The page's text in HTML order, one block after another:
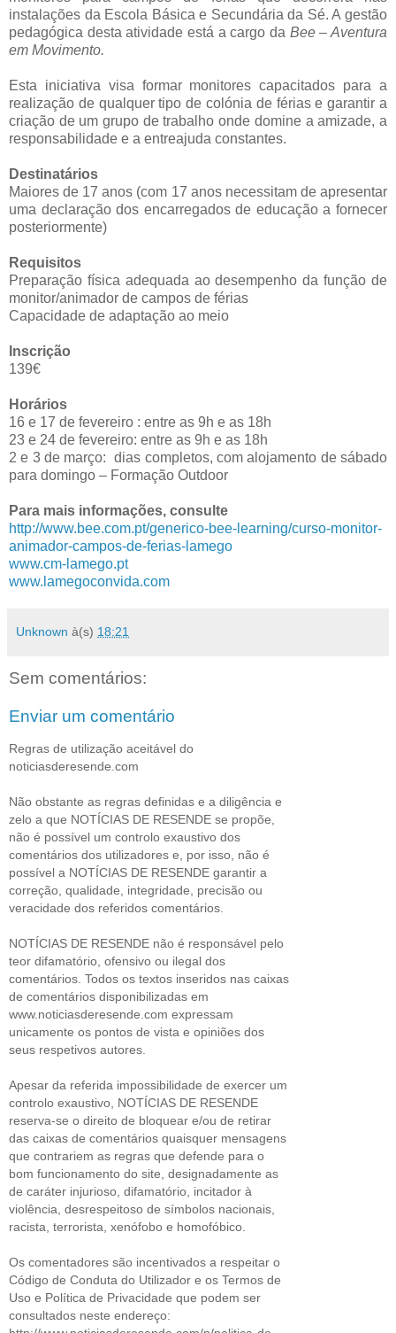
instalações da Escola Básica e Secundária da Sé. A gestão
pedagógica desta atividade está a cargo da Bee – Aventura
em Movimento.
Esta iniciativa visa formar monitores capacitados para a
realização de qualquer tipo de colónia de férias e garantir a
criação de um grupo de trabalho onde domine a amizade, a
responsabilidade e a entreajuda constantes.
Destinatários
Maiores de 17 anos (com 17 anos necessitam de apresentar
uma declaração dos encarregados de educação a fornecer
posteriormente)
Requisitos
Preparação física adequada ao desempenho da função de
monitor/animador de campos de férias
Capacidade de adaptação ao meio
Inscrição
139€
Horários
16 e 17 de fevereiro : entre as 9h e as 18h
23 e 24 de fevereiro: entre as 9h e as 18h
2 e 3 de março: dias completos, com alojamento de sábado
para domingo – Formação Outdoor
Para mais informações, consulte
http://www.bee.com.pt/generico-bee-learning/curso-monitor-
animador-campos-de-ferias-lamego
www.cm-lamego.pt
www.lamegoconvida.com
Unknown à(s) 18:21
Sem comentários:
Enviar um comentário
Regras de utilização aceitável do
noticiasderesende.com
Não obstante as regras definidas e a diligência e
zelo a que NOTÍCIAS DE RESENDE se propõe,
não é possível um controlo exaustivo dos
comentários dos utilizadores e, por isso, não é
possível a NOTÍCIAS DE RESENDE garantir a
correção, qualidade, integridade, precisão ou
veracidade dos referidos comentários.
NOTÍCIAS DE RESENDE não é responsável pelo
teor difamatório, ofensivo ou ilegal dos
comentários. Todos os textos inseridos nas caixas
de comentários disponibilizadas em
www.noticiasderesende.com expressam
unicamente os pontos de vista e opiniões dos
seus respetivos autores.
Apesar da referida impossibilidade de exercer um
controlo exaustivo, NOTÍCIAS DE RESENDE
reserva-se o direito de bloquear e/ou de retirar
das caixas de comentários quaisquer mensagens
que contrariem as regras que defende para o
bom funcionamento do site, designadamente as
de caráter injurioso, difamatório, incitador à
violência, desrespeitoso de símbolos nacionais,
racista, terrorista, xenófobo e homofóbico.
Os comentadores são incentivados a respeitar o
Código de Conduta do Utilizador e os Termos de
Uso e Política de Privacidade que podem ser
consultados neste endereço: